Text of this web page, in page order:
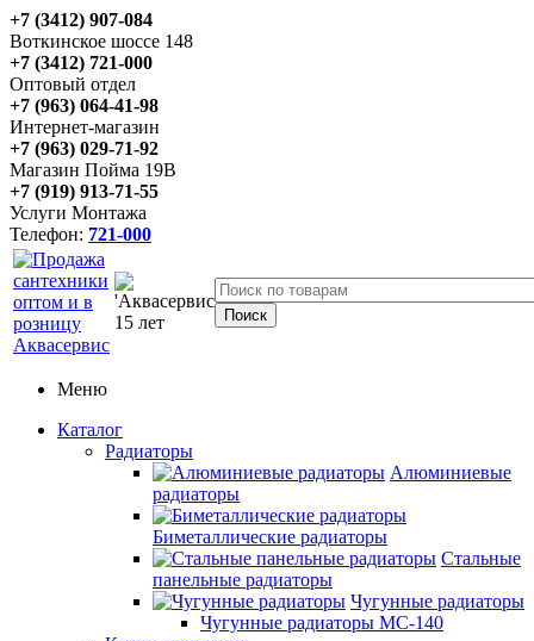
+7 (3412) 907-084
Воткинское шоссе 148
+7 (3412) 721-000
Оптовый отдел
+7 (963) 064-41-98
Интернет-магазин
+7 (963) 029-71-92
Магазин Пойма 19В
+7 (919) 913-71-55
Услуги Монтажа
Телефон: 721-000
Меню
Каталог
Радиаторы
Алюминиевые
радиаторы
Биметаллические радиаторы
Стальные
панельные радиаторы
Чугунные радиаторы
Чугунные радиаторы МС-140